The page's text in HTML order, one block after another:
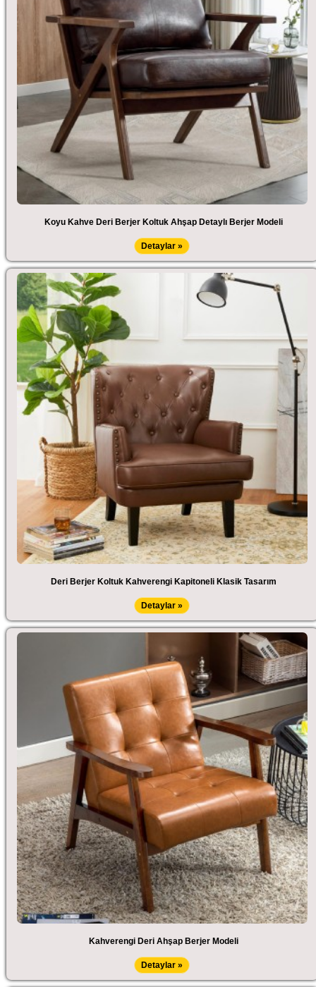
Koyu Kahve Deri Berjer Koltuk Ahşap Detaylı Berjer Modeli
Detaylar »
Deri Berjer Koltuk Kahverengi Kapitoneli Klasik Tasarım
Detaylar »
Kahverengi Deri Ahşap Berjer Modeli
Detaylar »